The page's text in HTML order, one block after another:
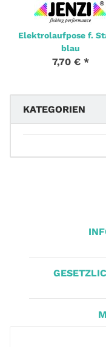
Elektrolaufpose f.
blau
7,70 € *
KATEGORIEN